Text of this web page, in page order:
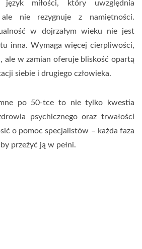
miłości, który uwzględnia
ale nie rezygnuje z namiętności.
w dojrzałym wieku nie jest
inna. Wymaga więcej cierpliwości,
ale w zamian oferuje bliskość opartą
siebie i drugiego człowieka.
po 50-tce to nie tylko kwestia
psychicznego oraz trwałości
o pomoc specjalistów – każda faza
przeżyć ją w pełni.